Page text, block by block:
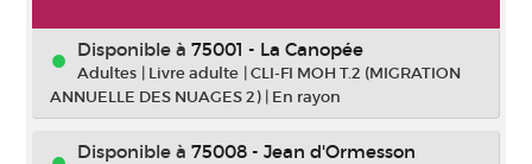
Disponible à 75001 - La Canopée
Adultes | Livre adulte |CLI-FI MOH T.2 (MIGRATION
ANNUELLE DES NUAGES 2) | En rayon
Disponible à 75008 - Jean d'Ormesson